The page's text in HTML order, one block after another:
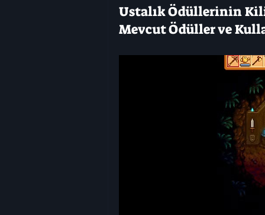
Ustalık Ödüllerinin
Mevcut Ödüller ve